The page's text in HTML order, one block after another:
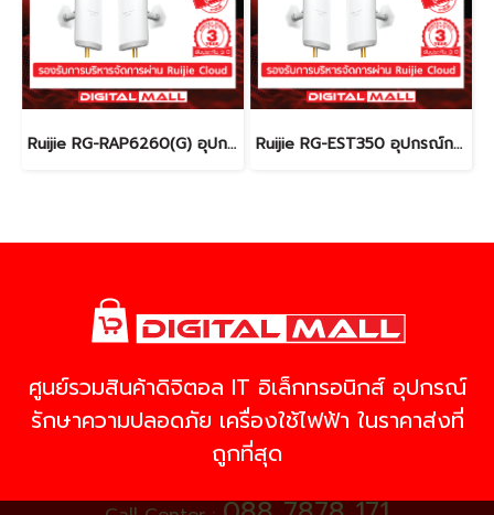
Ruijie RG-RAP6260(G) อุปกรณ์กระจายสัญญาณ (Access Point) รับประกันศูนย์ไทย 3 ปี Ruijie RG-EST350 อุปกรณ์กระจายสัญญาณ (Access Point) รับประกันศูนย์ไทย 3 ปี
ศูนย์รวมสินค้าดิจิตอล IT อิเล็กทรอนิกส์ อุปกรณ์
รักษาความปลอดภัย เครื่องใช้ไฟฟ้า ในราคาส่งที่
ถูกที่สุด